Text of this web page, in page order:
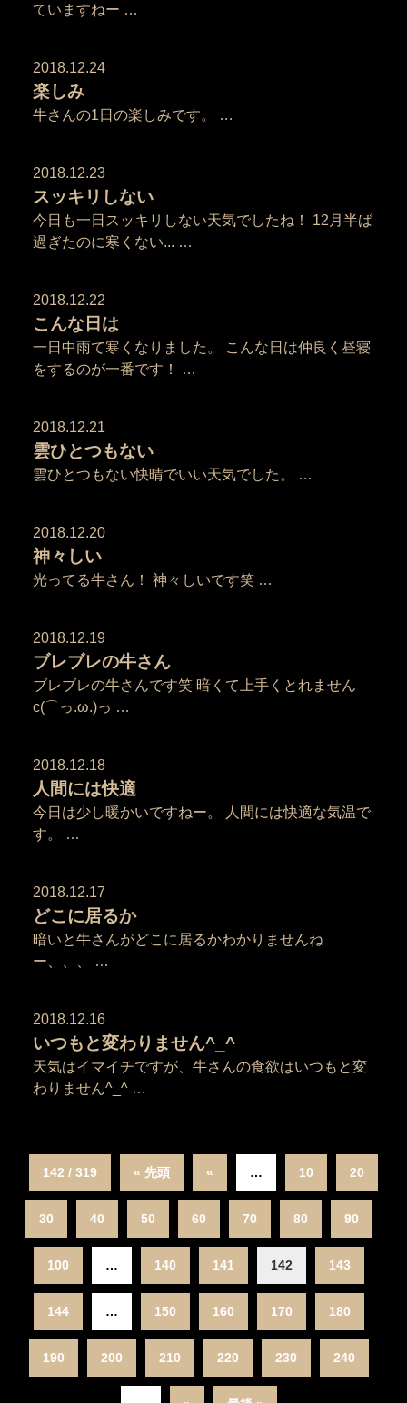
ていますねー …
2018.12.24
楽しみ
牛さんの1日の楽しみです。 …
2018.12.23
スッキリしない
今日も一日スッキリしない天気でしたね！ 12月半ば
過ぎたのに寒くない... …
2018.12.22
こんな日は
一日中雨て寒くなりました。 こんな日は仲良く昼寝
をするのが一番です！ …
2018.12.21
雲ひとつもない
雲ひとつもない快晴でいい天気でした。 …
2018.12.20
神々しい
光ってる牛さん！ 神々しいです笑 …
2018.12.19
ブレブレの牛さん
ブレブレの牛さんです笑 暗くて上手くとれません
c(⌒っ.ω.)っ …
2018.12.18
人間には快適
今日は少し暖かいですねー。 人間には快適な気温で
す。 …
2018.12.17
どこに居るか
暗いと牛さんがどこに居るかわかりませんね
ー、、、 …
2018.12.16
いつもと変わりません^_^
天気はイマイチですが、牛さんの食欲はいつもと変
わりません^_^ …
142 / 319 « 先頭 « … 10 20
30 40 50 60 70 80 90
100 … 140 141 142 143
144 … 150 160 170 180
190 200 210 220 230 240